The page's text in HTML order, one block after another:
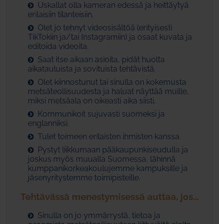
Uskallat olla kameran edessä ja heittäytyä
erilaisiin tilanteisiin.
Olet jo tehnyt videosisältöä (erityisesti
TikTokiin ja/tai Instagramiin) ja osaat kuvata ja
editoida videoita.
Saat itse aikaan asioita, pidät huolta
aikatauluista ja sovituista tehtävistä.
Olet kiinnostunut tai sinulla on kokemusta
metsäteollisuudesta ja haluat näyttää muille,
miksi metsäala on oikeasti aika siisti.
Kommunikoit sujuvasti suomeksi ja
englanniksi.
Tulet toimeen erilaisten ihmisten kanssa.
Pystyt liikkumaan pääkaupunkiseudulla ja
joskus myös muualla Suomessa, lähinnä
kumppanikorkeakoulujemme kampuksille ja
jäsenyritystemme toimipisteille.
Tehtävässä menestymisessä auttaa, jos…
Sinulla on jo ymmärrystä, tietoa ja